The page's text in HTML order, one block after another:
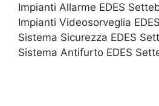
Impianti Allarme EDES
Impianti Videosorveglia
Sistema Sicurezza EDES
Sistema Antifurto EDES